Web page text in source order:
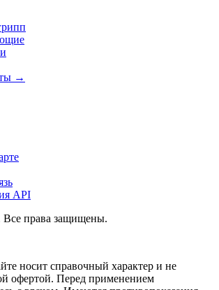
→
API
права защищены.
носит справочный характер и не
офертой. Перед применением